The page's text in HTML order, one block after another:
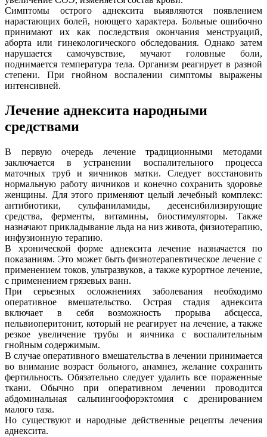
Симптомы острого аднексита выявляются появлением
нарастающих болей, ноющего характера. Больные ошибочно
принимают их как последствия окончания менструаций,
аборта или гинекологического обследования. Однако затем
нарушается самочувствие, мучают головные боли,
поднимается температура тела. Организм реагирует в разной
степени. При гнойном воспалении симптомы выражены
интенсивней.
Лечение аднексита народными
средствами
В первую очередь лечение традиционными методами
заключается в устранении воспалительного процесса
маточных труб и яичников матки. Следует восстановить
нормальную работу яичников и конечно сохранить здоровье
женщины. Для этого применяют целый лечебный комплекс:
антибиотики, сульфаниламиды, десенсибилизирующие
средства, ферменты, витамины, биостимуляторы. Также
назначают прикладывание льда на низ живота, физиотерапию,
инфузионную терапию.
В хронической форме аднексита лечение назначается по
показаниям. Это может быть физиотерапевтическое лечение с
применением токов, ультразвуков, а также курортное лечение,
с применением грязевых ванн.
При серьезных осложнениях заболевания необходимо
оперативное вмешательство. Острая стадия аднексита
включает в себя возможность прорыва абсцесса,
пельвиоперитонит, который не реагирует на лечение, а также
резкое увеличение трубы и яичника с воспалительным
гнойным содержимым.
В случае оперативного вмешательства в лечении принимается
во внимание возраст больного, анамнез, желание сохранить
фертильность. Обязательно следует удалить все пораженные
ткани. Обычно при оперативном лечении проводится
абдоминальная сальпингоофорэктомия с дренированием
малого таза.
Но существуют и народные действенные рецепты лечения
аднексита.